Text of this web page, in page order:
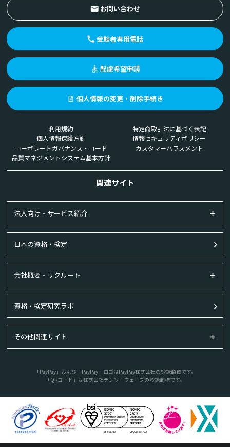
お問い合わせ
受験者専用電話
配慮希望申請
個人情報の変更・削除手続き
利用規約
特定商取引法に基づく表記
個人情報保護方針
情報セキュリティポリシー
コーポレートガバナンス・コード
カスタマーハラスメント
品質マネジメントシステム基本方針
関連サイト
法人向け・サービス紹介
日本の資格・検定
会社概要・リクルート
資格・検定研究ラボ
その他関連サイト
「PayPay」および「PayPay」ロゴはPayPay株式会社の登録商標です。
「QRコード」は株式会社デンソーウェーブの登録商標です。